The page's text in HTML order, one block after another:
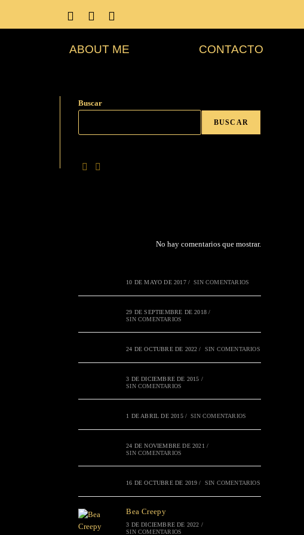
ABOUT ME CONTACTO
Buscar
BUSCAR
No hay comentarios que mostrar.
10 DE MAYO DE 2017 / SIN COMENTARIOS
29 DE SEPTIEMBRE DE 2018 /
SIN COMENTARIOS
24 DE OCTUBRE DE 2022 / SIN COMENTARIOS
3 DE DICIEMBRE DE 2015 /
SIN COMENTARIOS
1 DE ABRIL DE 2015 / SIN COMENTARIOS
24 DE NOVIEMBRE DE 2021 /
SIN COMENTARIOS
16 DE OCTUBRE DE 2019 / SIN COMENTARIOS
Bea Creepy
3 DE DICIEMBRE DE 2022 /
SIN COMENTARIOS